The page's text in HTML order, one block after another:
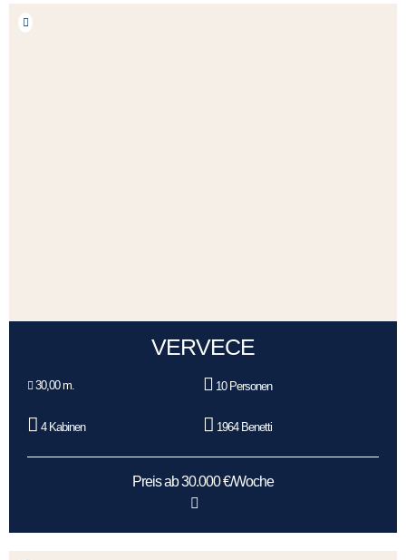
VERVECE
30,00 m. 10 Personen
4 Kabinen 1964 Benetti
Preis ab 30.000 €/Woche